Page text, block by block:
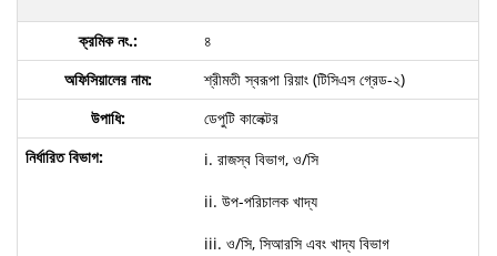
৪
শ্রীমতী স্বরূপা রিয়াং (টিসিএস গ্রেড-২)
ডেপুটি কালেক্টর
i. রাজস্ব বিভাগ, ও/সি
ii. উপ-পরিচালক খাদ্য
iii. ও/সি, সিআরসি এবং খাদ্য বিভাগ